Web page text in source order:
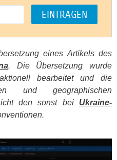
eines Artikels des
. Die Übersetzung wurde
bearbeitet und die
und geographischen
den sonst bei Ukraine-